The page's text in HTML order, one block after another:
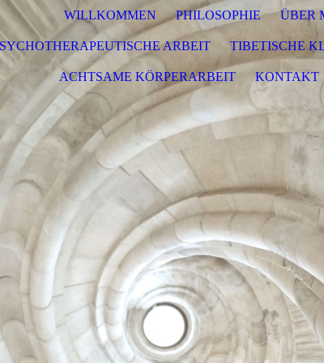
WILLKOMMEN PHILOSOPHIE ÜBER
ARBEIT TIBETISCHE
ACHTSAME KÖRPERARBEIT KONTAKT